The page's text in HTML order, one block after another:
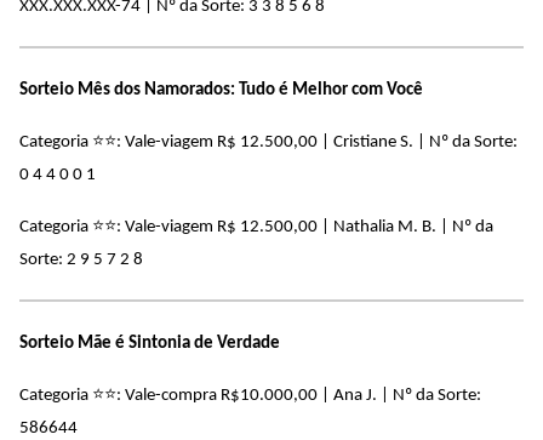
XXX.XXX.XXX-74 | Nº da Sorte: 3 3 8 5 6 8
Sorteio Mês dos Namorados: Tudo é Melhor com Você
Categoria ⭐⭐: Vale-viagem R$ 12.500,00 | Cristiane S. | Nº da Sorte:
0 4 4 0 0 1
Categoria ⭐⭐: Vale-viagem R$ 12.500,00 | Nathalia M. B. | Nº da
Sorte: 2 9 5 7 2 8
Sorteio Mãe é Sintonia de Verdade
Categoria ⭐⭐: Vale-compra R$10.000,00 | Ana J. | Nº da Sorte:
586644